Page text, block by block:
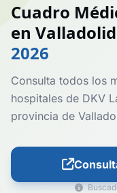
Cuadro
en Valladolid
2026
Consulta todos los
hospitales de DKV
provincia de